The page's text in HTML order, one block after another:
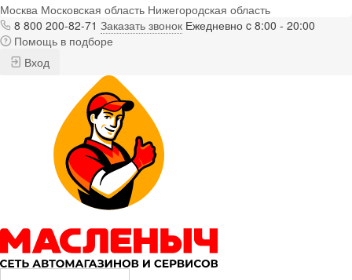
Москва Московская область Нижегородская область
8 800 200-82-71 Заказать звонок Ежедневно c 8:00 - 20:00
Помощь в подборе
Вход